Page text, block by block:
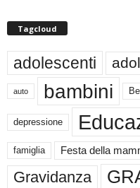
Tagcloud
adolescenti
auto bambini
depressione
famiglia Festa della
Gravidanza